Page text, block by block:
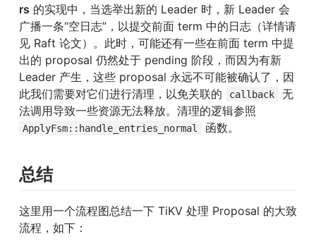
rs 的实现中，当选举出新的 Leader 时，新 Leader 会
广播一条“空日志”，以提交前面 term 中的日志（详情请
见 Raft 论文）。此时，可能还有一些在前面 term 中提
出的 proposal 仍然处于 pending 阶段，而因为有新
Leader 产生，这些 proposal 永远不可能被确认了，因
此我们需要对它们进行清理，以免关联的
callback
无
ApplyFsm::handle_entries_normal 函数。
总结
这里用一个流程图总结一下 TiKV 处理 Proposal 的大致
流程，如下：